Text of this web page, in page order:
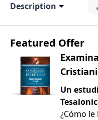
Description
Featured Offer
Un
¿Cómo